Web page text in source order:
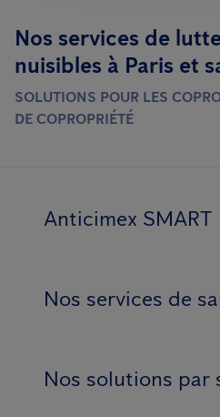
Nos services de
nuisibles à Paris et
SOLUTIONS POUR LES
DE COPROPRIÉTÉ
Anticimex SMART
Nos services de
Nos solutions par